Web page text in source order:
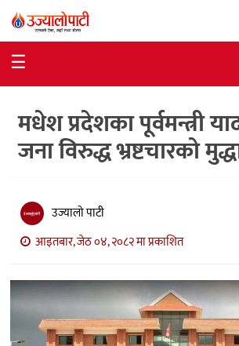
राजनीति
विशेष
आर्थिक
अन्तर्वार्ता
मनोरञ्जन
विज्ञान
प्रविधि
खेलकुद
☰
मधेश प्रदेशका पूर्वमन्त्री
जना विरुद्ध भ्रष्टचारको
उज्यालो पाटी
आइतबार, जेठ ०४, २०८२ मा प्रकाशित